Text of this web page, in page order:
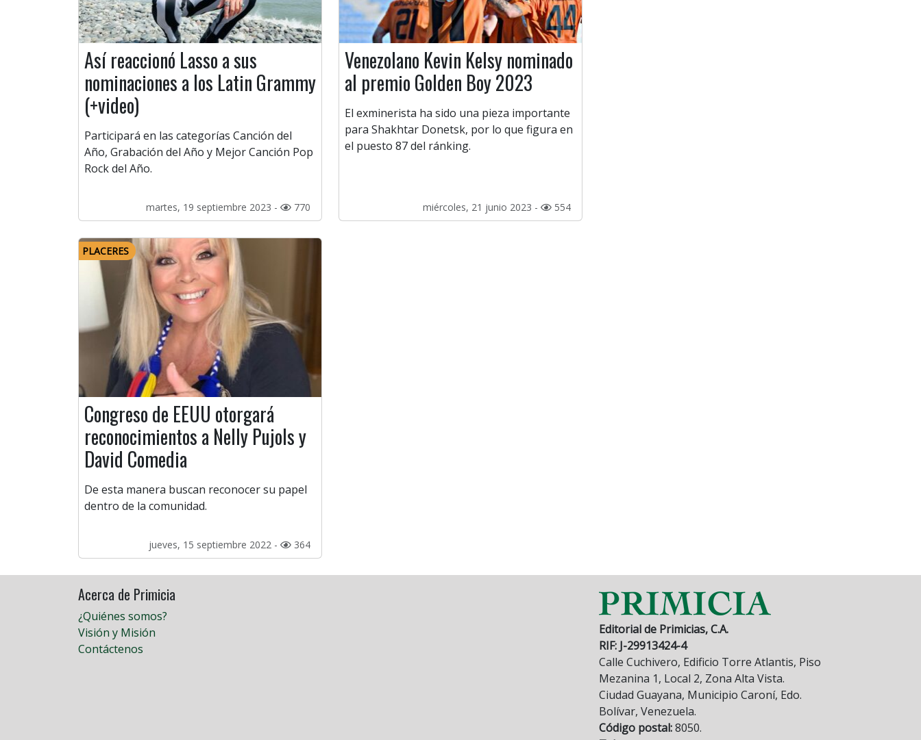
Así reaccionó Lasso a sus
nominaciones a los Latin Grammy
(+video)
Participará en las categorías Canción del
Año, Grabación del Año y Mejor Canción Pop
Rock del Año.
martes, 19 septiembre 2023 - 770
Venezolano Kevin Kelsy nominado
al premio Golden Boy 2023
El exminerista ha sido una pieza importante
para Shakhtar Donetsk, por lo que figura en
el puesto 87 del ránking.
miércoles, 21 junio 2023 - 554
PLACERES
Congreso de EEUU otorgará
reconocimientos a Nelly Pujols y
David Comedia
De esta manera buscan reconocer su papel
dentro de la comunidad.
jueves, 15 septiembre 2022 - 364
Acerca de Primicia
¿Quiénes somos?
Visión y Misión
Contáctenos
Editorial de Primicias, C.A.
RIF: J-29913424-4
Calle Cuchivero, Edificio Torre Atlantis, Piso
Mezanina 1, Local 2, Zona Alta Vista.
Ciudad Guayana, Municipio Caroní, Edo.
Bolívar, Venezuela.
Código postal:8050.